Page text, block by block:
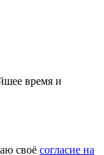
время и
своё согласие на